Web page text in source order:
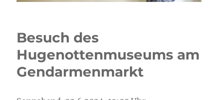
Besuch des
Hugenottenmuseums am
Gendarmenmarkt